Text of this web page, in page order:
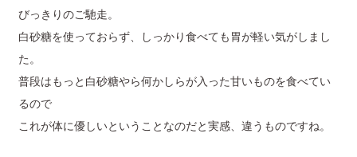
びっきりのご馳走。
白砂糖を使っておらず、しっかり食べても胃が軽い気がしまし
た。
普段はもっと白砂糖やら何かしらが入った甘いものを食べてい
るので
これが体に優しいということなのだと実感、違うものですね。